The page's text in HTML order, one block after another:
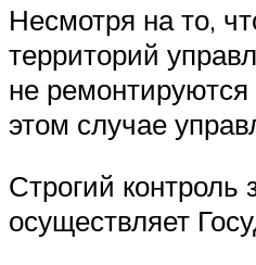
Несмотря на то,
территорий
не
этом случае
Строгий
осуществляет